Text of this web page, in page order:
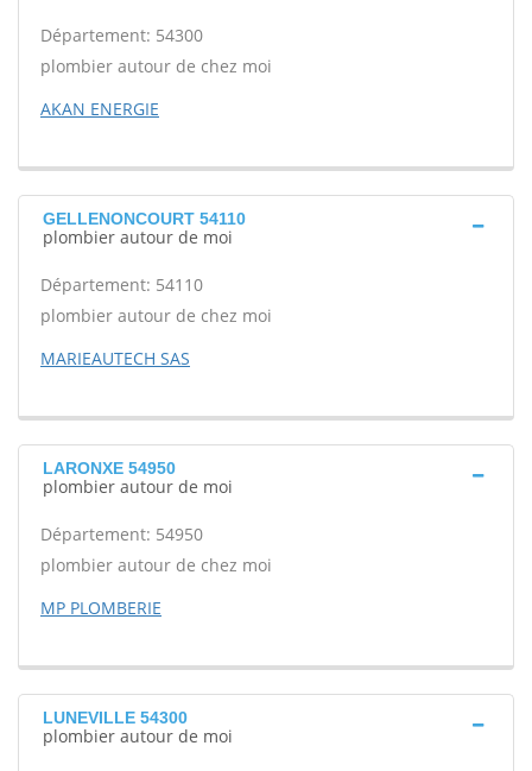
Département: 54300
plombier autour de chez moi
AKAN ENERGIE
GELLENONCOURT 54110
plombier autour de moi
Département: 54110
plombier autour de chez moi
MARIEAUTECH SAS
LARONXE 54950
plombier autour de moi
Département: 54950
plombier autour de chez moi
MP PLOMBERIE
LUNEVILLE 54300
plombier autour de moi